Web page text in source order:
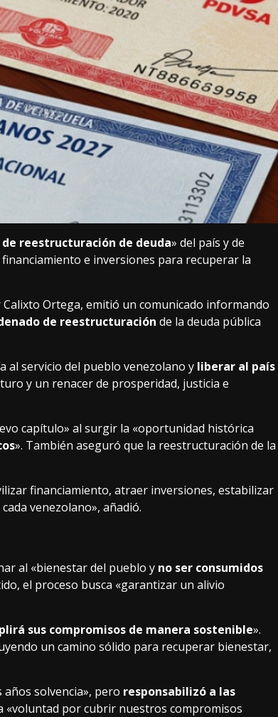
de reestructuración de deuda» del país y de
e inversiones para recuperar la
Ortega, emitió un comunicado informando
de reestructuración de la deuda pública
al servicio del pueblo venezolano y liberar al país
y un renacer de prosperidad, justicia e
capítulo» al surgir la «oportunidad histórica
». También aseguró que la reestructuración de la
financiamiento, atraer inversiones, estabilizar
venezolano», añadió.
al «bienestar del pueblo y no ser consumidos
el proceso busca «garantizar un alivio
sus compromisos de manera sostenible».
un camino sólido para recuperar bienestar,
solvencia», pero responsabilizó a las
«voluntad por cubrir nuestros compromisos